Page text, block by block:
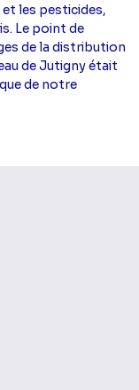
les pesticides,
Le point de
de la distribution
de Jutigny était
de notre
diffusion